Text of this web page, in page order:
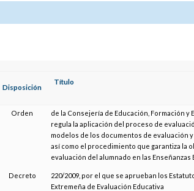
Disposición
Título
Orden
de la Consejería de Educación, Formación y
regula la aplicación del proceso de
modelos de los documentos de evaluación
así como el procedimiento que garantiza la
evaluación del alumnado en las Enseñanzas
Decreto
220/2009, por el que se aprueban los
Extremeña de Evaluación Educativa